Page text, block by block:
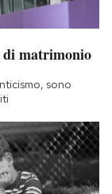
di matrimonio
sono